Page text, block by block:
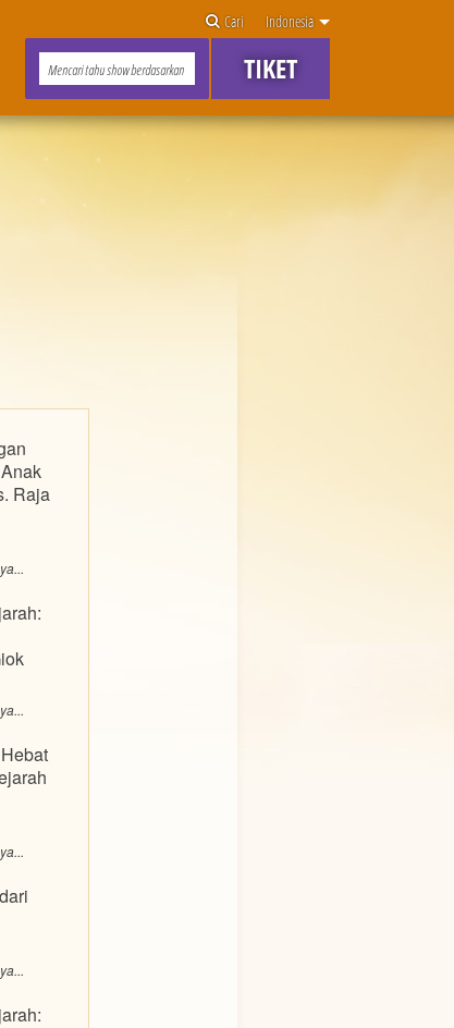
Indonesia
Cari
TIKET
Raja